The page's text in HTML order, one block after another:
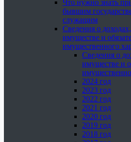
Что нужно знать
бывшим
служащим
Сведения о
имуществе и
имущественного
Сведения о
имуществе и
2024 год
2023 год
2022 год
2021 год
2020 год
2019 год
2018 год